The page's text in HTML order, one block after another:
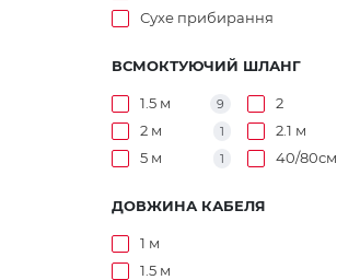
Сухе прибирання
ВСМОКТУЮЧИЙ ШЛАНГ
1.5 м 9 2
2 м 1 2.1 м
5 м 1 40/80см
ДОВЖИНА КАБЕЛЯ
1 м
1.5 м